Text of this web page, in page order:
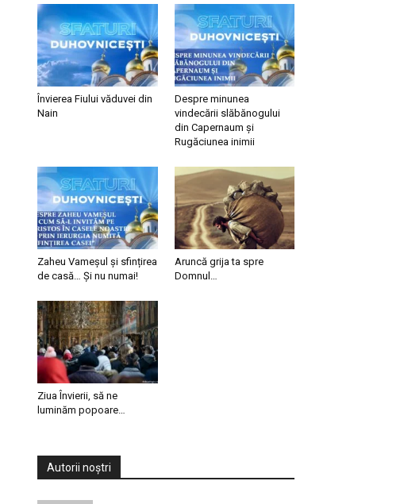
Învierea Fiului văduvei din
Nain
Despre minunea
vindecării slăbănogului
din Capernaum și
Rugăciunea inimii
Zaheu Vameșul și sfințirea
de casă… Și nu numai!
Aruncă grija ta spre
Domnul…
Ziua Învierii, să ne
luminăm popoare…
Autorii noștri